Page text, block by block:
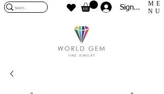
Sign In
ME
NU